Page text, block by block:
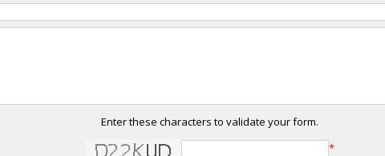
Enter these characters to validate your form.
*